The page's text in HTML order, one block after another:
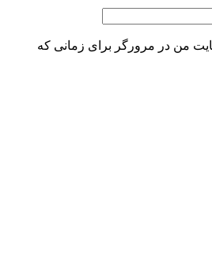
من در مرورگر برای زمانی که